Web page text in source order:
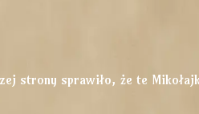
strony sprawiło, że te